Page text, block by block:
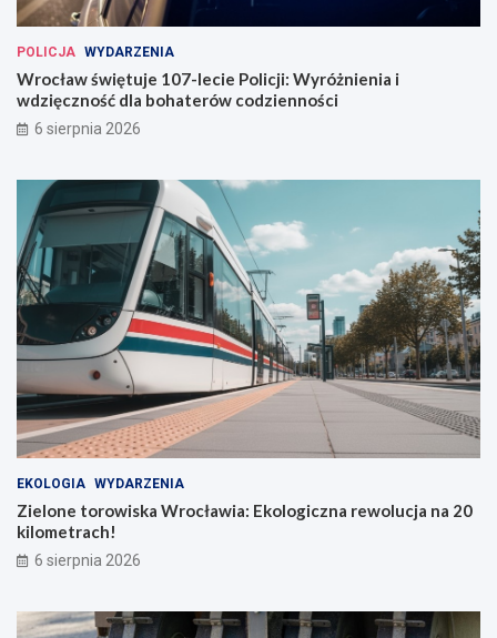
ł
w
i
u
POLICJA WYDARZENIA
Wrocław świętuje 107-lecie Policji: Wyróżnienia i
wdzięczność dla bohaterów codzienności
6 sierpnia 2026
EKOLOGIA WYDARZENIA
Zielone torowiska Wrocławia: Ekologiczna rewolucja na 20
kilometrach!
6 sierpnia 2026